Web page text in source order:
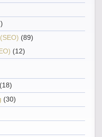
(89)
(12)
(18)
(30)